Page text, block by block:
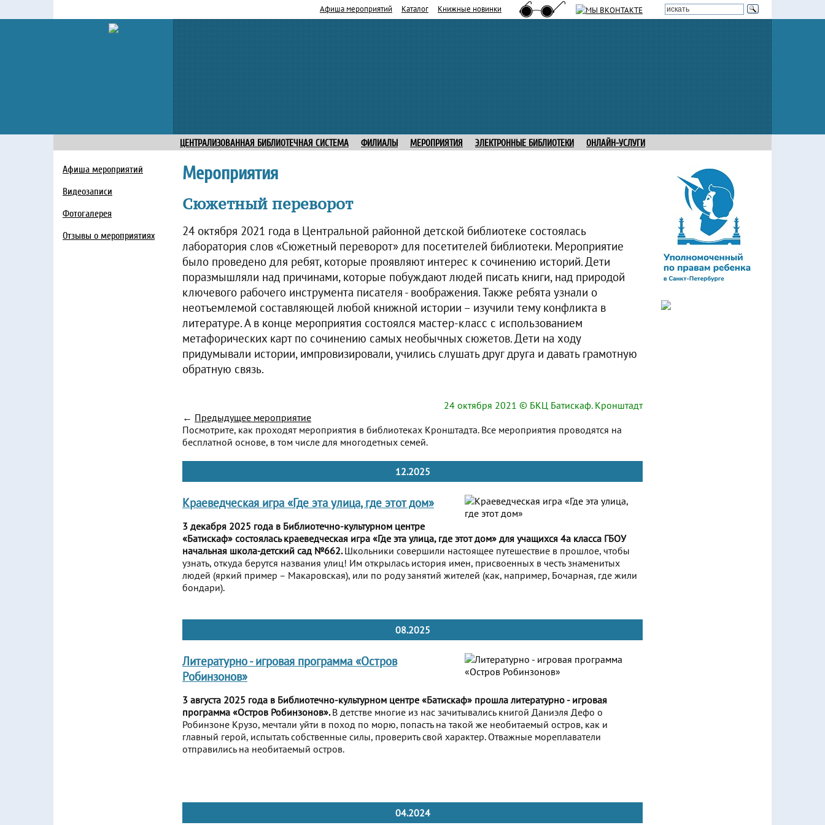
Афиша мероприятий Каталог Книжные новинки
ЦЕНТРАЛИЗОВАННАЯ БИБЛИОТЕЧНАЯ СИСТЕМА ФИЛИАЛЫ МЕРОПРИЯТИЯ ЭЛЕКТРОННЫЕ БИБЛИОТЕКИ ОНЛАЙН-УСЛУГИ
Афиша мероприятий
Видеозаписи
Фотогалерея
Отзывы о мероприятиях
Мероприятия
Сюжетный переворот
24 октября 2021 года в Центральной районной детской библиотеке состоялась
лаборатория слов «Сюжетный переворот» для посетителей библиотеки. Мероприятие
было проведено для ребят, которые проявляют интерес к сочинению историй. Дети
поразмышляли над причинами, которые побуждают людей писать книги, над природой
ключевого рабочего инструмента писателя - воображения. Также ребята узнали о
неотъемлемой составляющей любой книжной истории – изучили тему конфликта в
литературе. А в конце мероприятия состоялся мастер-класс с использованием
метафорических карт по сочинению самых необычных сюжетов. Дети на ходу
придумывали истории, импровизировали, учились слушать друг друга и давать грамотную
обратную связь.
24 октября 2021 © БКЦ Батискаф. Кронштадт
← Предыдущее мероприятие
Посмотрите, как проходят мероприятия в библиотеках Кронштадта. Все мероприятия проводятся на
бесплатной основе, в том числе для многодетных семей.
12.2025
Краеведческая игра «Где эта улица, где этот дом»
3 декабря 2025 года в Библиотечно-культурном центре
«Батискаф» состоялась краеведческая игра «Где эта улица, где этот дом» для учащихся 4а класса ГБОУ
начальная школа-детский сад №662.Школьники совершили настоящее путешествие в прошлое, чтобы
узнать, откуда берутся названия улиц! Им открылась история имен, присвоенных в честь знаменитых
людей (яркий пример – Макаровская), или по роду занятий жителей (как, например, Бочарная, где жили
бондари).
08.2025
Литературно - игровая программа «Остров
Робинзонов»
3 августа 2025 года в Библиотечно-культурном центре «Батискаф» прошла литературно - игровая
программа «Остров Робинзонов».В детстве многие из нас зачитывались книгой Даниэля Дефо о
Робинзоне Крузо, мечтали уйти в поход по морю, попасть на такой же необитаемый остров, как и
главный герой, испытать собственные силы, проверить свой характер. Отважные мореплаватели
отправились на необитаемый остров.
04.2024